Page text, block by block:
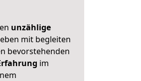
unzählige
mit begleiten
bevorstehenden
im